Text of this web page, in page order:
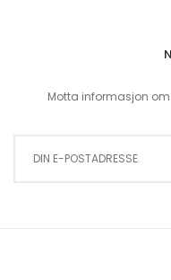
Motta informasjon